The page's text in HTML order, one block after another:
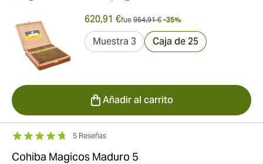
620,91 €fue 954,91 € -35%
Muestra 3 Caja de 25
Añadir al carrito
5 Reseñas
Cohiba Magicos Maduro 5